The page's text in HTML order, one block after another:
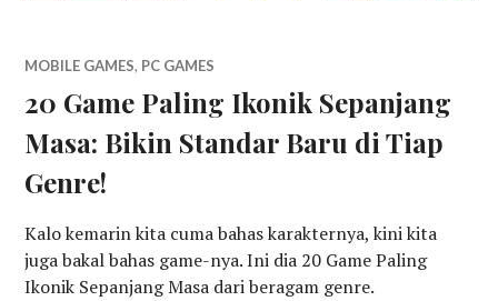
MOBILE GAMES, PC GAMES
20 Game Paling Ikonik Sepanjang
Masa: Bikin Standar Baru di Tiap
Genre!
Kalo kemarin kita cuma bahas karakternya, kini kita
juga bakal bahas game-nya. Ini dia 20 Game Paling
Ikonik Sepanjang Masa dari beragam genre.